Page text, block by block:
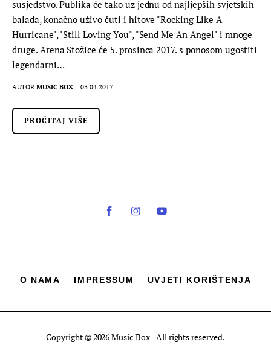
susjedstvo. Publika će tako uz jednu od najljepših svjetskih
balada, konačno uživo čuti i hitove "Rocking Like A
Hurricane", "Still Loving You", "Send Me An Angel" i mnoge
druge. Arena Stožice će 5. prosinca 2017. s ponosom ugostiti
legendarni…
AUTOR MUSIC BOX 03.04.2017.
PROČITAJ VIŠE
O NAMA IMPRESSUM UVJETI KORIŠTENJA
Copyright © 2026 Music Box - All rights reserved.